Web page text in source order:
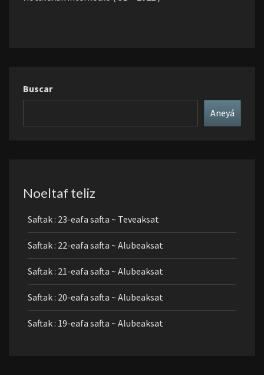
Buscar
Aneyá
Noeltaf teliz
Saftak : 23-eafa safta ~ Teveaksat
Saftak : 22-eafa safta ~ Alubeaksat
Saftak : 21-eafa safta ~ Alubeaksat
Saftak : 20-eafa safta ~ Alubeaksat
Saftak : 19-eafa safta ~ Alubeaksat